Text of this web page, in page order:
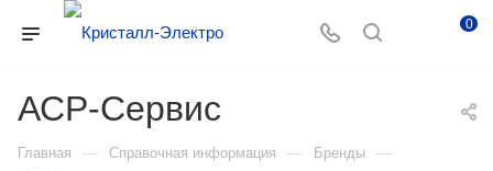
0
АСР-Сервис
Главная — Справочная информация — Бренды —